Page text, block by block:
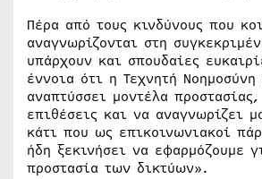
Πέρα από τους κινδύνους που
αναγνωρίζονται στη
υπάρχουν και σπουδαίες
έννοια ότι η Τεχνητή
αναπτύσσει μοντέλα
επιθέσεις και να αναγνωρίζει
κάτι που ως επικοινωνιακοί
ήδη ξεκινήσει να εφαρμόζουμε
προστασία των δικτύων».